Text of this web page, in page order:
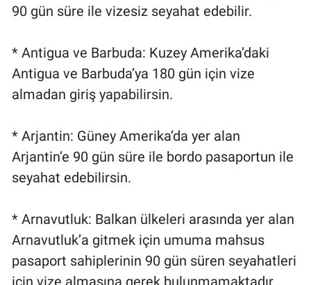
90 gün süre ile vizesiz seyahat edebilir.
* Antigua ve Barbuda: Kuzey Amerika’daki
Antigua ve Barbuda’ya 180 gün için vize
almadan giriş yapabilirsin.
* Arjantin: Güney Amerika’da yer alan
Arjantin’e 90 gün süre ile bordo pasaportun ile
seyahat edebilirsin.
* Arnavutluk: Balkan ülkeleri arasında yer alan
Arnavutluk’a gitmek için umuma mahsus
pasaport sahiplerinin 90 gün süren seyahatleri
Koronavirüs
Kültür Sanat
Ne demişti
Popüler
Sağlık
Spor